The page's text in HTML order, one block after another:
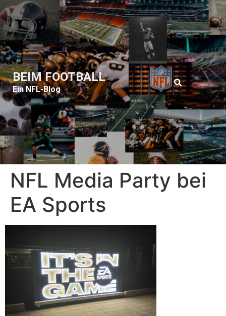
BEIM FOOTBALL
Ein NFL-Blog
NFL Media Party bei
EA Sports